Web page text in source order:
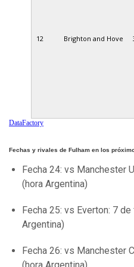
12 Brighton and Hove
DataFactory
Fechas y rivales de Fulham en los
Fecha 24: vs Manchester
(hora Argentina)
Fecha 25: vs Everton: 7
Argentina)
Fecha 26: vs Manchester